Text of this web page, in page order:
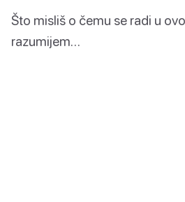
Što misliš o čemu se radi u
razumijem…